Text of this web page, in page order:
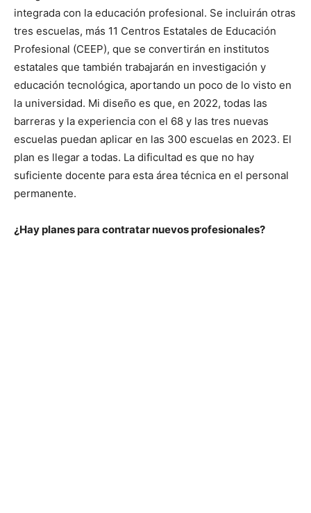
integrada con la educación profesional. Se incluirán otras
tres escuelas, más 11 Centros Estatales de Educación
Profesional (CEEP), que se convertirán en institutos
estatales que también trabajarán en investigación y
educación tecnológica, aportando un poco de lo visto en
la universidad. Mi diseño es que, en 2022, todas las
barreras y la experiencia con el 68 y las tres nuevas
escuelas puedan aplicar en las 300 escuelas en 2023. El
plan es llegar a todas. La dificultad es que no hay
suficiente docente para esta área técnica en el personal
permanente.
¿Hay planes para contratar nuevos profesionales?